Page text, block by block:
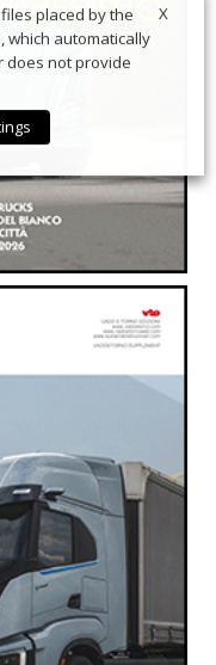
X
placed by the
which automatically
does not provide